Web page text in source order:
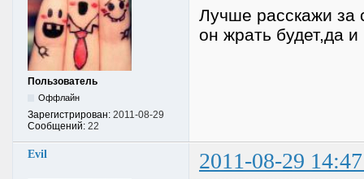
Пользователь
Оффлайн
Зарегистрирован: 2011-08-29
Сообщений: 22
Лучше расскажи за
он жрать будет,да
Evil 2011-08-29